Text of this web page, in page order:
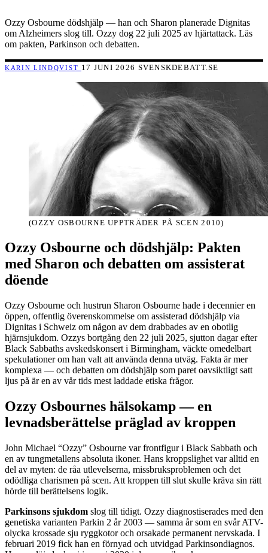
Ozzy Osbourne dödshjälp — han och Sharon planerade Dignitas
om Alzheimers slog till. Ozzy dog 22 juli 2025 av hjärtattack. Läs
om pakten, Parkinson och debatten.
KARIN LINDQVIST 17 JUNI 2026 SVENSKDEBATT.SE
(OZZY OSBOURNE UPPTRÄDER PÅ SCEN 2010)
Ozzy Osbourne och dödshjälp: Pakten
med Sharon och debatten om assisterat
döende
Ozzy Osbourne och hustrun Sharon Osbourne hade i decennier en
öppen, offentlig överenskommelse om assisterad dödshjälp via
Dignitas i Schweiz om någon av dem drabbades av en obotlig
hjärnsjukdom. Ozzys bortgång den 22 juli 2025, sjutton dagar efter
Black Sabbaths avskedskonsert i Birmingham, väckte omedelbart
spekulationer om han valt att använda denna utväg. Fakta är mer
komplexa — och debatten om dödshjälp som paret oavsiktligt satt
ljus på är en av vår tids mest laddade etiska frågor.
Ozzy Osbournes hälsokamp — en
levnadsberättelse präglad av kroppen
John Michael “Ozzy” Osbourne var frontfigur i Black Sabbath och
en av tungmetallens absoluta ikoner. Hans kroppslighet var alltid en
del av myten: de råa utlevelserna, missbruksproblemen och det
odödliga charismen på scen. Att kroppen till slut skulle kräva sin rätt
hörde till berättelsens logik.
Parkinsons sjukdom slog till tidigt. Ozzy diagnostiserades med den
genetiska varianten Parkin 2 år 2003 — samma år som en svår ATV-
olycka krossade sju ryggkotor och orsakade permanent nervskada. I
februari 2019 fick han en förnyad och utvidgad Parkinsondiagnos.